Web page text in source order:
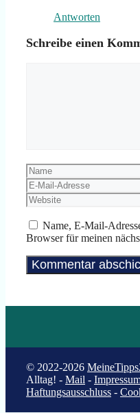
Antworten
Schreibe einen
Name
Name, E-Mail-
Browser für meinen
© 2022-2026
Alltag! - Mail -
Haftungsausschluss -